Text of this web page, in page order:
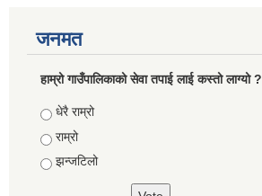
जनमत
हाम्रो गाउँपालिकाको सेवा तपाई लाई कस्तो लाग्यो ?
Choices
धेरै राम्रो
राम्रो
झन्जटिलो